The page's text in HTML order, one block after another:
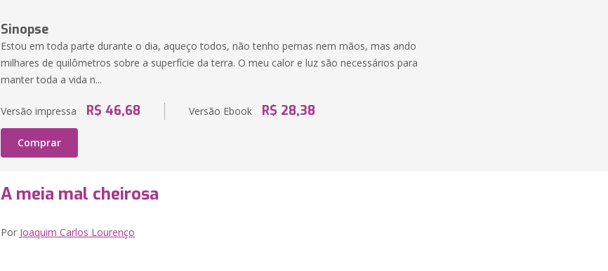
Sinopse
Estou em toda parte durante o dia, aqueço todos, não tenho pernas nem mãos, mas ando
milhares de quilômetros sobre a superfície da terra. O meu calor e luz são necessários para
manter toda a vida n...
Versão impressa R$ 46,68 Versão Ebook R$ 28,38
Comprar
A meia mal cheirosa
Por Joaquim Carlos Lourenço